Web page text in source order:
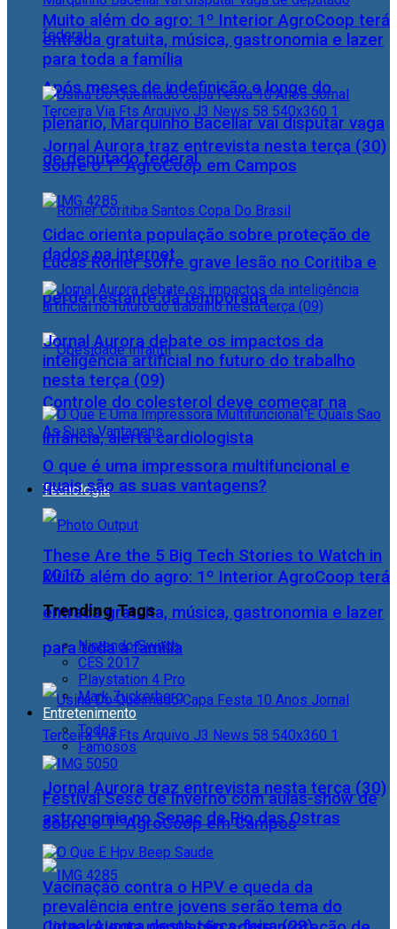
Após meses de indefinição e longe do
plenário, Marquinho Bacellar vai disputar vaga
de deputado federal
Lucas Ronier sofre grave lesão no Coritiba e
perde restante da temporada
Controle do colesterol deve começar na
infância, alerta cardiologista
Tecnologia
Muito além do agro: 1º Interior AgroCoop terá
entrada gratuita, música, gastronomia e lazer
para toda a família
Jornal Aurora traz entrevista nesta terça (30)
sobre o 1° AgroCoop em Campos
Muito além do agro: 1º Interior AgroCoop terá
entrada gratuita, música, gastronomia e lazer
para toda a família
Jornal Aurora traz entrevista nesta terça (30)
sobre o 1° AgroCoop em Campos
Cidac orienta população sobre proteção de
dados na internet
Jornal Aurora debate os impactos da
inteligência artificial no futuro do trabalho
nesta terça (09)
O que é uma impressora multifuncional e
quais são as suas vantagens?
These Are the 5 Big Tech Stories to Watch in
2017
Trending Tags
Nintendo Switch
CES 2017
Playstation 4 Pro
Mark Zuckerberg
Entretenimento
Todos
Famosos
Festival Sesc de Inverno com aulas-show de
astronomia no Senac de Rio das Ostras
Vacinação contra o HPV e queda da
prevalência entre jovens serão tema do